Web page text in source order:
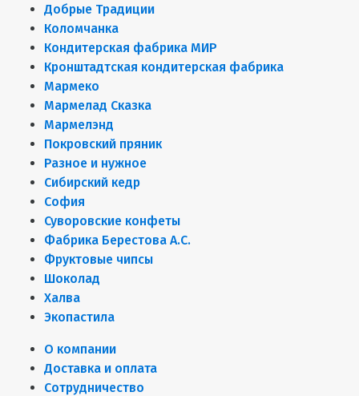
Добрые Традиции
Коломчанка
Кондитерская фабрика МИР
Кронштадтская кондитерская фабрика
Мармеко
Мармелад Сказка
Мармелэнд
Покровский пряник
Разное и нужное
Сибирский кедр
София
Суворовские конфеты
Фабрика Берестова А.С.
Фруктовые чипсы
Шоколад
Халва
Экопастила
О компании
Доставка и оплата
Сотрудничество